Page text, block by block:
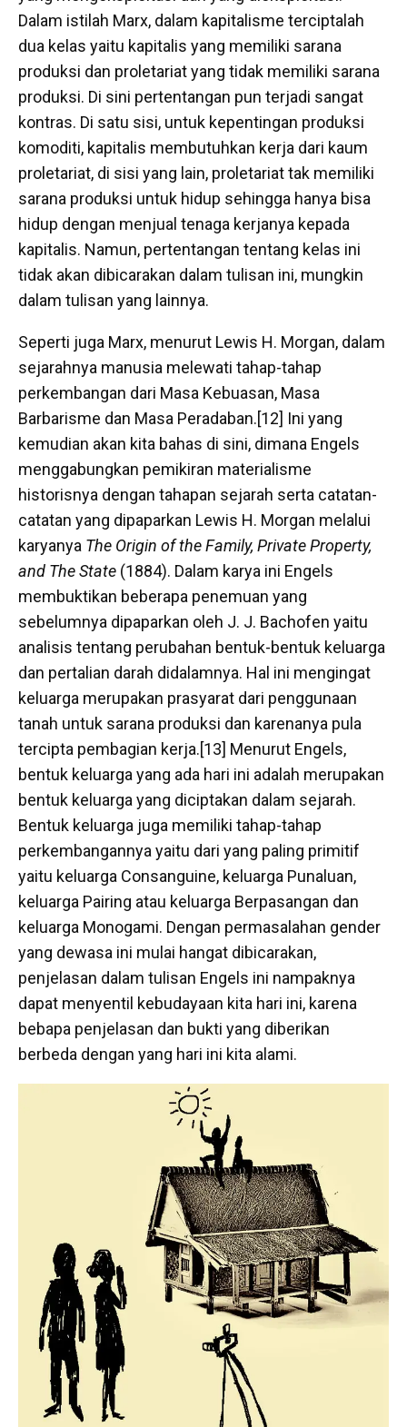
Dalam istilah Marx, dalam kapitalisme terciptalah
dua kelas yaitu kapitalis yang memiliki sarana
produksi dan proletariat yang tidak memiliki sarana
produksi. Di sini pertentangan pun terjadi sangat
kontras. Di satu sisi, untuk kepentingan produksi
komoditi, kapitalis membutuhkan kerja dari kaum
proletariat, di sisi yang lain, proletariat tak memiliki
sarana produksi untuk hidup sehingga hanya bisa
hidup dengan menjual tenaga kerjanya kepada
kapitalis. Namun, pertentangan tentang kelas ini
tidak akan dibicarakan dalam tulisan ini, mungkin
dalam tulisan yang lainnya.
Seperti juga Marx, menurut Lewis H. Morgan, dalam
sejarahnya manusia melewati tahap-tahap
perkembangan dari Masa Kebuasan, Masa
Barbarisme dan Masa Peradaban.[12] Ini yang
kemudian akan kita bahas di sini, dimana Engels
menggabungkan pemikiran materialisme
historisnya dengan tahapan sejarah serta catatan-
catatan yang dipaparkan Lewis H. Morgan melalui
karyanya The Origin of the Family, Private Property,
and The State (1884). Dalam karya ini Engels
membuktikan beberapa penemuan yang
sebelumnya dipaparkan oleh J. J. Bachofen yaitu
analisis tentang perubahan bentuk-bentuk keluarga
dan pertalian darah didalamnya. Hal ini mengingat
keluarga merupakan prasyarat dari penggunaan
tanah untuk sarana produksi dan karenanya pula
tercipta pembagian kerja.[13] Menurut Engels,
bentuk keluarga yang ada hari ini adalah merupakan
bentuk keluarga yang diciptakan dalam sejarah.
Bentuk keluarga juga memiliki tahap-tahap
perkembangannya yaitu dari yang paling primitif
yaitu keluarga Consanguine, keluarga Punaluan,
keluarga Pairing atau keluarga Berpasangan dan
keluarga Monogami. Dengan permasalahan gender
yang dewasa ini mulai hangat dibicarakan,
penjelasan dalam tulisan Engels ini nampaknya
dapat menyentil kebudayaan kita hari ini, karena
bebapa penjelasan dan bukti yang diberikan
berbeda dengan yang hari ini kita alami.